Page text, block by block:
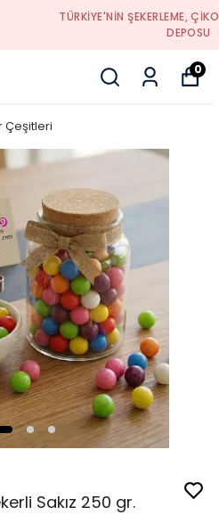
ÇIKOLATA VE HEDIYELIK
0
Çeşitleri
Sakız 250 gr.